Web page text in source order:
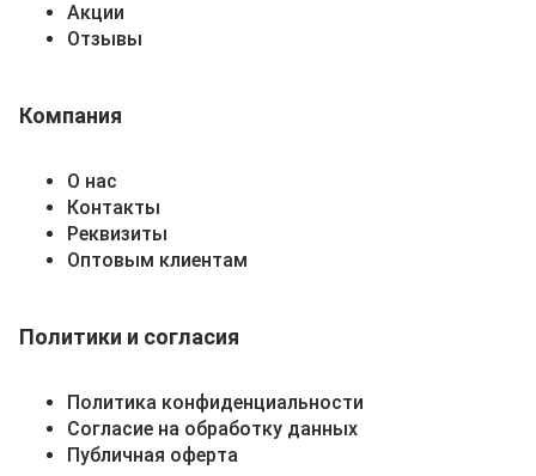
Акции
Отзывы
Компания
О нас
Контакты
Реквизиты
Оптовым клиентам
Политики и согласия
Политика конфиденциальности
Согласие на обработку данных
Публичная оферта